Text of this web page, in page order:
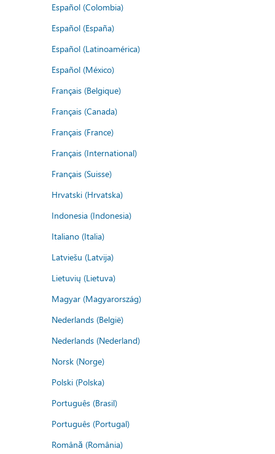
Español (Colombia)
Español (España)
Español (Latinoamérica)
Español (México)
Français (Belgique)
Français (Canada)
Français (France)
Français (International)
Français (Suisse)
Hrvatski (Hrvatska)
Indonesia (Indonesia)
Italiano (Italia)
Latviešu (Latvija)
Lietuvių (Lietuva)
Magyar (Magyarország)
Nederlands (België)
Nederlands (Nederland)
Norsk (Norge)
Polski (Polska)
Português (Brasil)
Português (Portugal)
Română (România)